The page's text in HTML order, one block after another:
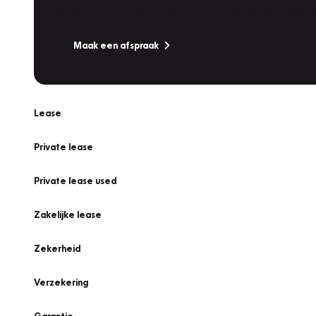
Maak een afspraak
Lease
Private lease
Private lease used
Zakelijke lease
Zekerheid
Verzekering